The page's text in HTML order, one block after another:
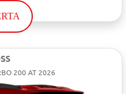
200 AT 2026